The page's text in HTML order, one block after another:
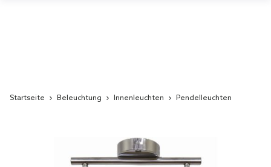
Startseite Beleuchtung Innenleuchten Pendelleuchten